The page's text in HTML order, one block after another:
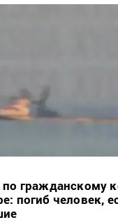
гражданскому
погиб человек,